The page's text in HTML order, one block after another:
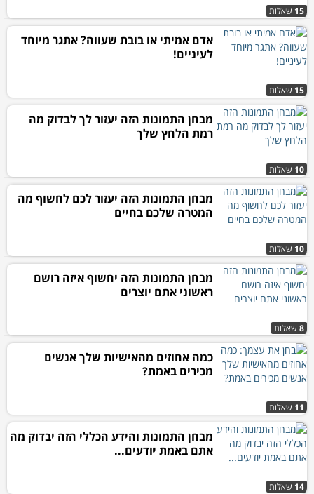
15 שאלות
15 שאלות
אדם אמיתי או בובת שעווה? אתגר מיוחד
לעיניים!
10 שאלות
מבחן התמונות הזה יעזור לך לבדוק מה
רמת הלחץ שלך
10 שאלות
מבחן התמונות הזה יעזור לכם לחשוף מה
המטרה שלכם בחיים
8 שאלות
מבחן התמונות הזה יחשוף איזה רושם
ראשוני אתם יוצרים
11 שאלות
כמה אחוזים מהאישיות שלך אנשים
מכירים באמת?
14 שאלות
מבחן התמונות והידע הכללי הזה יבדוק מה
אתם באמת יודעים...